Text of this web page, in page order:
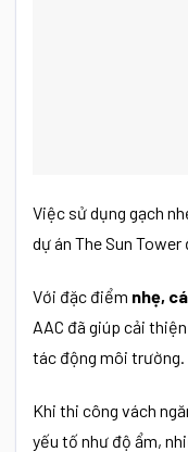
Việc sử dụng gạch
dự án The Sun
Với đặc điểm nhẹ,
AAC đã giúp cải
tác động môi trường.
Khi thi công vách
yếu tố như độ ẩm,